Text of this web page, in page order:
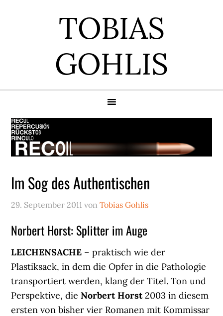
TOBIAS
GOHLIS
Im Sog des Authentischen
29. September 2011 vonTobias Gohlis
Norbert Horst: Splitter im Auge
LEICHENSACHE – praktisch wie der
Plastiksack, in dem die Opfer in die Pathologie
transportiert werden, klang der Titel. Ton und
Perspektive, dieNorbert Horst2003 in diesem
ersten von bisher vier Romanen mit Kommissar